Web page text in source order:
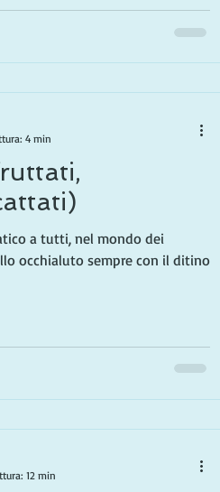
a tutti, nel mondo dei
occhialuto sempre con il ditino
4 min
12 min